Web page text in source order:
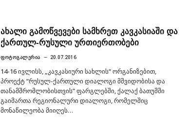
ახალი გამოწვევები სამხრეთ კავკასიაში და
ქართულ-რუსული ურთიერთობები
ᲤᲝᲢᲝᲒᲐᲚᲔᲠᲘᲐ 20.07.2016
14-16 ივლისს, „კავკასიური სახლის“ ორგანიზებით,
პროექტ “რუსულ-ქართული დიალოგი მშვიდობისა და
თანამშრომლობისთვის” ფარგლებში, ქალაქ ბათუმში
გაიმართა რეგიონალური დიალოგი, რომელშიც
მონაწილეობა მიიღეს…